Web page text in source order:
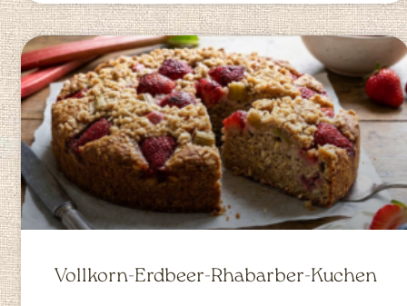
Vollkorn-Erdbeer-Rhabarber-Kuchen